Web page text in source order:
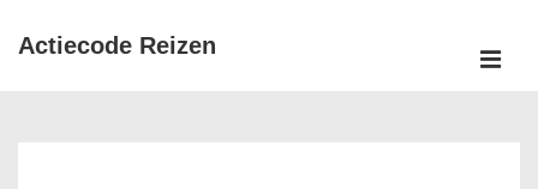
Doorgaan
Actiecode Reizen